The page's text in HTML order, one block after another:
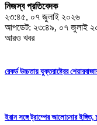
নিজস্ব প্রতিবেদক
২৩:৪৫, ০৭ জুলাই ২০২৬
আপডেট: ২৩:৪৯, ০৭ জুলাই
আরও খবর
রেকর্ড উচ্চতায় যুক্তরাষ্ট্রের
ইরান সঙ্গে ট্রাম্পের আলোচনার ইঙ্গিত,